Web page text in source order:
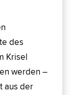
des
Krisel
werden –
aus der